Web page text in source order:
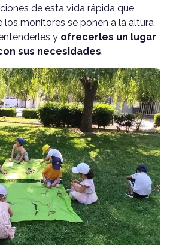
de esta vida rápida que
los monitores se ponen a la altura
y ofrecerles un lugar
sus necesidades.